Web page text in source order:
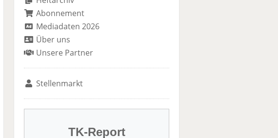
Abonnement
Mediadaten 2026
Über uns
Unsere Partner
Stellenmarkt
TK-Report